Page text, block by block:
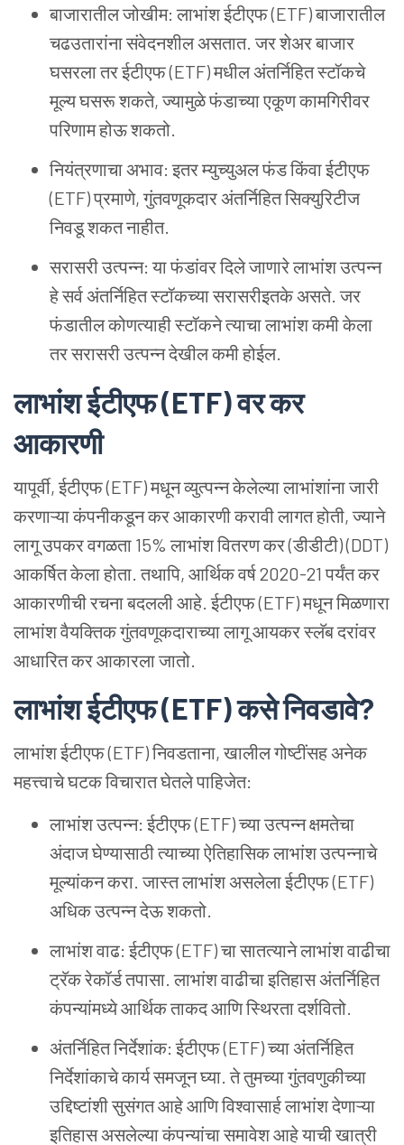
बाजारातीलजोखीम: लाभांशईटीएफ (ETF) बाजारातील
चढउतारांनासंवेदनशीलअसतात. जरशेअरबाजार
घसरलातरईटीएफ (ETF) मधीलअंतर्निहितस्टॉकचे
मूल्यघसरूशकते, ज्यामुळेफंडाच्याएकूणकामगिरीवर
परिणामहोऊशकतो.
नियंत्रणाचाअभाव: इतरम्युच्युअलफंडकिंवाईटीएफ
(ETF) प्रमाणे, गुंतवणूकदारअंतर्निहितसिक्युरिटीज
निवडूशकतनाहीत.
सरासरीउत्पन्न: याफंडांवरदिलेजाणारेलाभांशउत्पन्न
हेसर्वअंतर्निहितस्टॉकच्यासरासरीइतकेअसते. जर
फंडातीलकोणत्याहीस्टॉकनेत्याचालाभांशकमीकेला
तरसरासरीउत्पन्नदेखीलकमीहोईल.
लाभांशईटीएफ (ETF) वरकर
आकारणी
यापूर्वी, ईटीएफ (ETF) मधूनव्युत्पन्नकेलेल्यालाभांशांनाजारी
करणाऱ्याकंपनीकडूनकरआकारणीकरावीलागतहोती, ज्याने
लागूउपकरवगळता 15% लाभांशवितरणकर (डीडीटी) (DDT)
आकर्षितकेलाहोता. तथापि, आर्थिकवर्ष 2020-21 पर्यंतकर
आकारणीचीरचनाबदललीआहे. ईटीएफ (ETF) मधूनमिळणारा
लाभांशवैयक्तिकगुंतवणूकदाराच्यालागूआयकरस्लॅबदरांवर
आधारितकरआकारलाजातो.
लाभांशईटीएफ (ETF) कसेनिवडावे?
लाभांशईटीएफ (ETF) निवडताना, खालीलगोष्टींसहअनेक
महत्त्वाचेघटकविचारातघेतलेपाहिजेत:
लाभांशउत्पन्न: ईटीएफ (ETF) च्याउत्पन्नक्षमतेचा
अंदाजघेण्यासाठीत्याच्याऐतिहासिकलाभांशउत्पन्नाचे
मूल्यांकनकरा. जास्तलाभांशअसलेलाईटीएफ (ETF)
अधिकउत्पन्नदेऊशकतो.
लाभांशवाढ: ईटीएफ (ETF) चासातत्यानेलाभांशवाढीचा
ट्रॅकरेकॉर्डतपासा. लाभांशवाढीचाइतिहासअंतर्निहित
कंपन्यांमध्येआर्थिकताकदआणिस्थिरतादर्शवितो.
अंतर्निहितनिर्देशांक: ईटीएफ (ETF) च्याअंतर्निहित
निर्देशांकाचेकार्यसमजूनघ्या. तेतुमच्यागुंतवणुकीच्या
उद्दिष्टांशीसुसंगतआहेआणिविश्वासार्हलाभांशदेणाऱ्या
इतिहासअसलेल्याकंपन्यांचासमावेशआहेयाचीखात्री